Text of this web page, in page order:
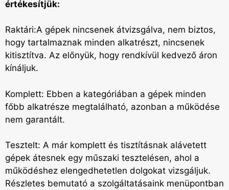
értékesítjük:
Raktári:A gépek nincsenek átvizsgálva, nem biztos,
hogy tartalmaznak minden alkatrészt, nincsenek
kitisztítva. Az előnyük, hogy rendkívül kedvező áron
kínáljuk.
Komplett: Ebben a kategóriában a gépek minden
főbb alkatrésze megtalálható, azonban a működése
nem garantált.
Tesztelt: A már komplett és tisztításnak alávetett
gépek átesnek egy műszaki tesztelésen, ahol a
működéshez elengedhetetlen dolgokat vizsgáljuk.
Részletes bemutató a szolgáltatásaink menüpontban